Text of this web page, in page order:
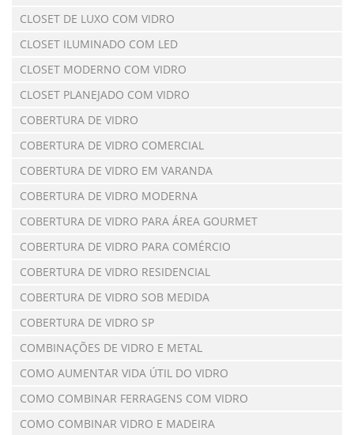
CLOSET DE LUXO COM VIDRO
CLOSET ILUMINADO COM LED
CLOSET MODERNO COM VIDRO
CLOSET PLANEJADO COM VIDRO
COBERTURA DE VIDRO
COBERTURA DE VIDRO COMERCIAL
COBERTURA DE VIDRO EM VARANDA
COBERTURA DE VIDRO MODERNA
COBERTURA DE VIDRO PARA ÁREA GOURMET
COBERTURA DE VIDRO PARA COMÉRCIO
COBERTURA DE VIDRO RESIDENCIAL
COBERTURA DE VIDRO SOB MEDIDA
COBERTURA DE VIDRO SP
COMBINAÇÕES DE VIDRO E METAL
COMO AUMENTAR VIDA ÚTIL DO VIDRO
COMO COMBINAR FERRAGENS COM VIDRO
COMO COMBINAR VIDRO E MADEIRA